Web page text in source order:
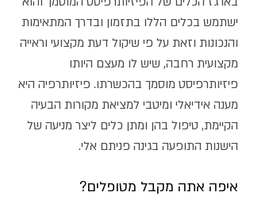
ישתמש בכלים הללו בתזמון ובדרך המתאימות
והנכונות וזאת על פי שיקול דעת מקצועי וראייה
מקצועית רחבה, שיש לו מעצם היותו
פיזיותרפיסט מוסמך בהכשרתו. פיזיותרפיה היא
מענה אידיאלי ומיטבי למציאת מקורות הבעיה
הקיימת, טיפול בהן ומתן כלים ליצר מניעה של
הישנות התופעה בגינה פניתם אלי.
איפה אתה מקבל מטופלים?